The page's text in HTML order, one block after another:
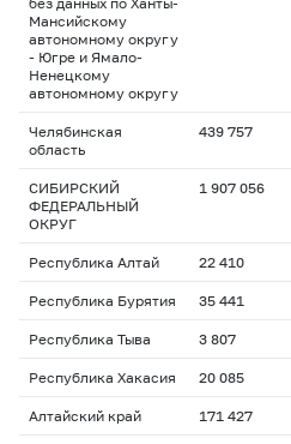
Мансийскому
автономному округу
- Югре и Ямало-
Ненецкому
автономному округу
Челябинская
область
439 757
СИБИРСКИЙ
ФЕДЕРАЛЬНЫЙ
ОКРУГ
1 907 056
Республика Алтай 22 410
Республика Бурятия 35 441
Республика Тыва 3 807
Республика Хакасия 20 085
Алтайский край 171 427